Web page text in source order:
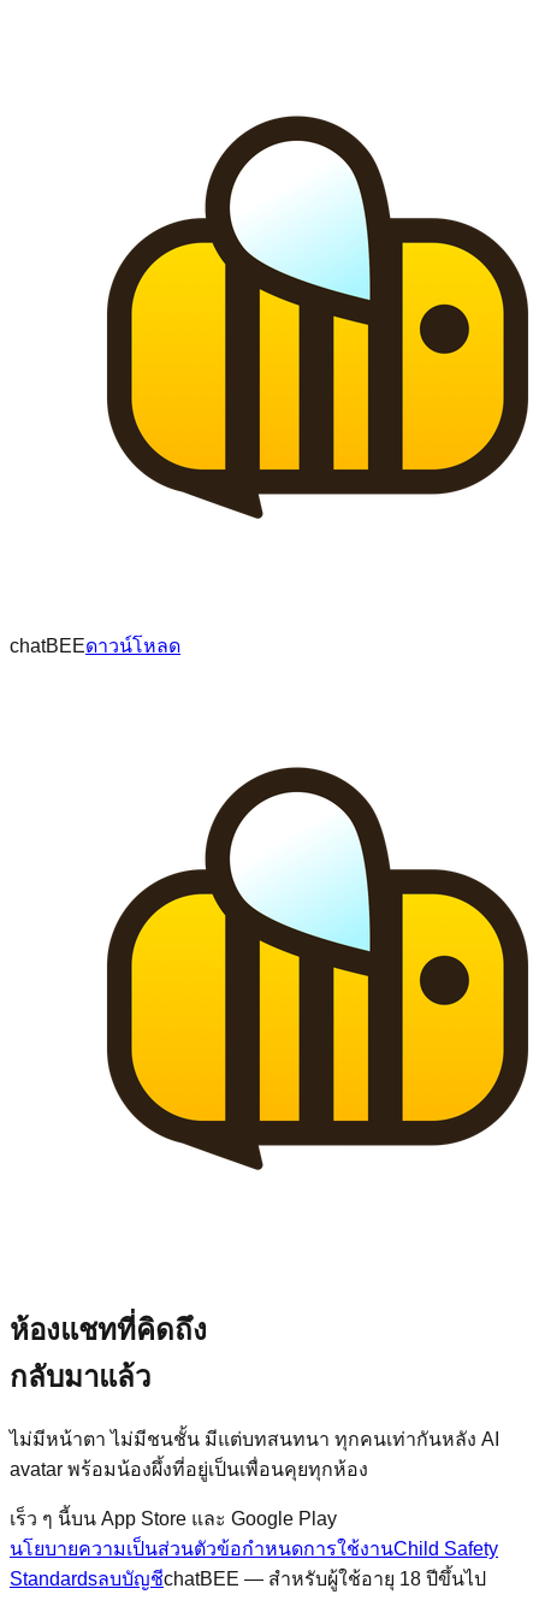
chatBEEดาวน์โหลด
ห้องแชทที่คิดถึง
กลับมาแล้ว
ไม่มีหน้าตา ไม่มีชนชั้น มีแต่บทสนทนา ทุกคนเท่ากันหลัง AI
avatar พร้อมน้องผึ้งที่อยู่เป็นเพื่อนคุยทุกห้อง
เร็ว ๆ นี้บน App Store และ Google Play
นโยบายความเป็นส่วนตัวข้อกำหนดการใช้งานChild Safety
StandardsลบบัญชีchatBEE — สำหรับผู้ใช้อายุ 18 ปีขึ้นไป